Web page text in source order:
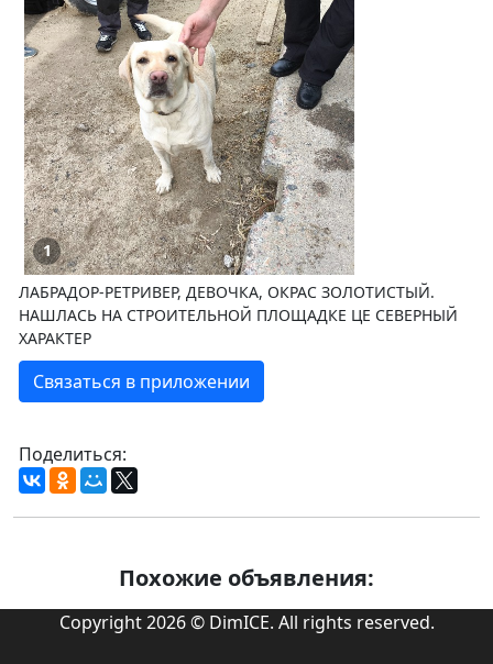
1
ЛАБРАДОР-РЕТРИВЕР, ДЕВОЧКА, ОКРАС ЗОЛОТИСТЫЙ.
НАШЛАСЬ НА СТРОИТЕЛЬНОЙ ПЛОЩАДКЕ ЦЕ СЕВЕРНЫЙ
ХАРАКТЕР
Связаться в приложении
Поделиться:
Похожие объявления:
Copyright 2026 © DimICE. All rights reserved.